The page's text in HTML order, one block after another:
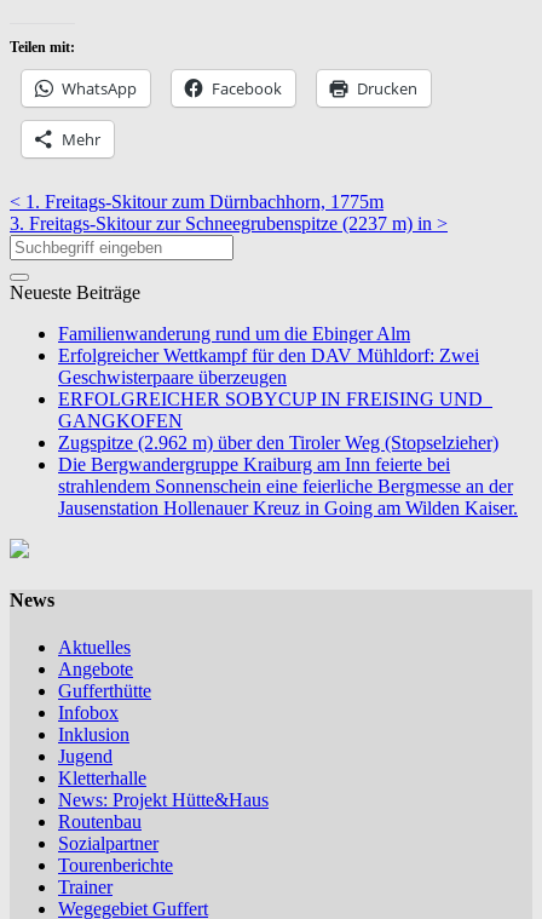
Teilen mit:
WhatsApp Facebook Drucken
Mehr
< 1. Freitags-Skitour zum Dürnbachhorn, 1775m
3. Freitags-Skitour zur Schneegrubenspitze (2237 m) in >
Neueste Beiträge
Familienwanderung rund um die Ebinger Alm
Erfolgreicher Wettkampf für den DAV Mühldorf: Zwei
Geschwisterpaare überzeugen
ERFOLGREICHER SOBYCUP IN FREISING UND
GANGKOFEN
Zugspitze (2.962 m) über den Tiroler Weg (Stopselzieher)
Die Bergwandergruppe Kraiburg am Inn feierte bei
strahlendem Sonnenschein eine feierliche Bergmesse an der
Jausenstation Hollenauer Kreuz in Going am Wilden Kaiser.
News
Aktuelles
Angebote
Gufferthütte
Infobox
Inklusion
Jugend
Kletterhalle
News: Projekt Hütte&Haus
Routenbau
Sozialpartner
Tourenberichte
Trainer
Wegegebiet Guffert